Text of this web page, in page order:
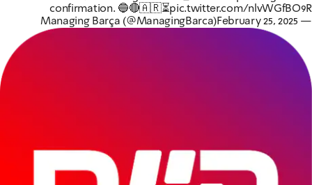
confirmation. 🔵🔴🇦🇷⏳pic.twitter.com/nlvWGfBO9R
— Managing Barça (@ManagingBarca)
February 25, 2025